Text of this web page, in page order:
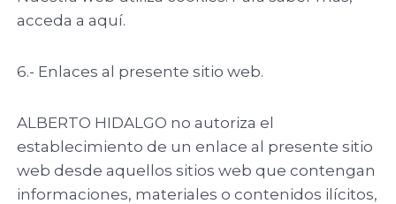
acceda a aquí.
6.- Enlaces al presente sitio web.
ALBERTO HIDALGO no autoriza el
establecimiento de un enlace al presente sitio
web desde aquellos sitios web que contengan
informaciones, materiales o contenidos ilícitos,